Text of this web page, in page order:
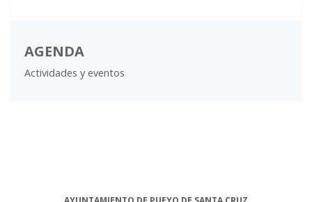
AGENDA
Actividades y eventos